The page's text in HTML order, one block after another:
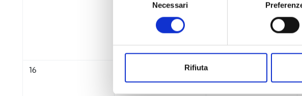
Necessari
Rifiuta
Nessun evento, lunedì 16 febbraio
16 Nessun evento, martedì 17 febbraio
Nessun evento,